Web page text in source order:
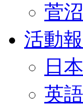
菅
活動
日
英語